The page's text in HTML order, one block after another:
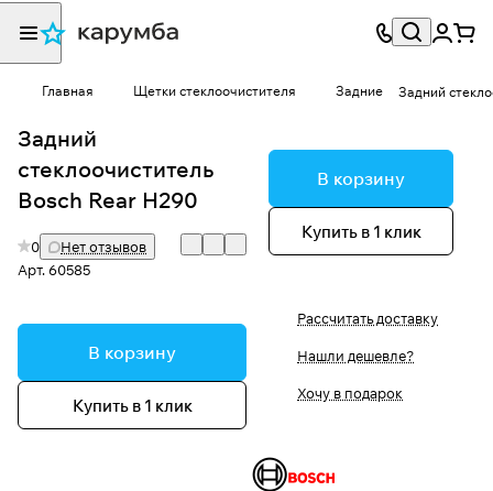
Главная Щетки стеклоочистителя Задние Задний
Задний
стеклоочиститель
Bosch Rear H290
0
Нет отзывов
Арт.60585
В корзину
Купить в 1 клик
В корзину
Купить в 1 клик
Рассчитать доставку
Нашли дешевле?
Хочу в подарок